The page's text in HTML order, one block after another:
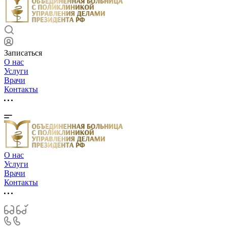
Записаться
О нас
Услуги
Врачи
Контакты
О нас
Услуги
Врачи
Контакты